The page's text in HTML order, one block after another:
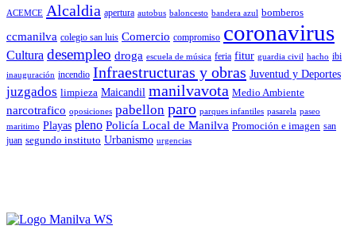
ACEMCE Alcaldia apertura autobus baloncesto bandera azul bomberos
ccmanilva colegio san luis Comercio compromiso coronavirus
Cultura desempleo droga escuela de música feria fitur guardia civil hacho ibi
inauguración incendio Infraestructuras y obras Juventud y Deportes
juzgados limpieza Maicandil manilvavota Medio Ambiente
narcotrafico oposiciones pabellon paro parques infantiles pasarela paseo
maritimo Playas pleno Policía Local de Manilva Promoción e imagen san
juan segundo instituto Urbanismo urgencias